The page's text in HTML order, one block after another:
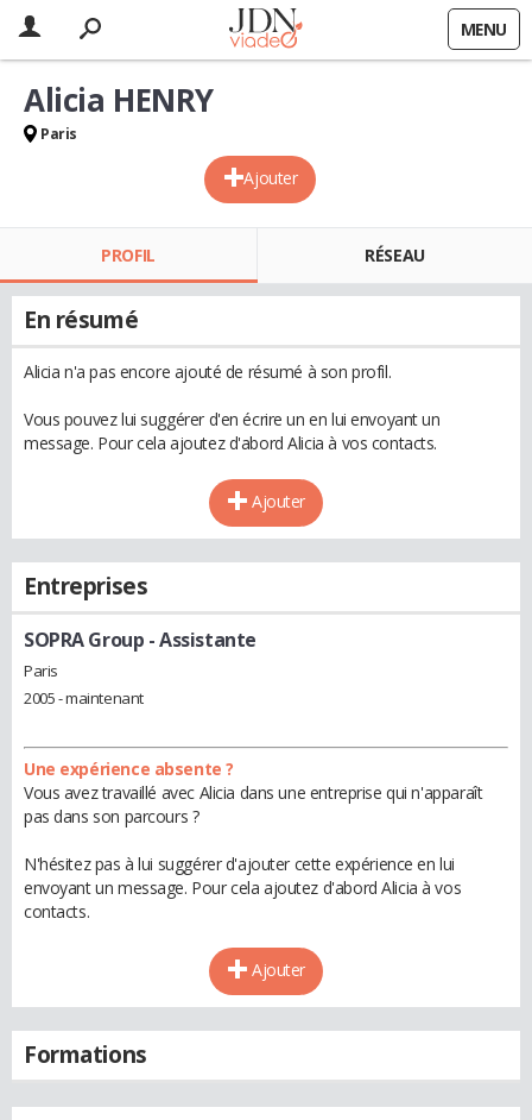
MENU
Ajouter
Alicia HENRY
Paris
PROFIL RÉSEAU
En résumé
Alicia n'a pas encore ajouté de résumé à son profil.
Vous pouvez lui suggérer d'en écrire un en lui envoyant un
message. Pour cela ajoutez d'abord Alicia à vos contacts.
Ajouter
Entreprises
SOPRA Group - Assistante
Paris
2005 - maintenant
Une expérience absente ?
Vous avez travaillé avec Alicia dans une entreprise qui n'apparaît
pas dans son parcours ?
N'hésitez pas à lui suggérer d'ajouter cette expérience en lui
envoyant un message. Pour cela ajoutez d'abord Alicia à vos
contacts.
Ajouter
Formations